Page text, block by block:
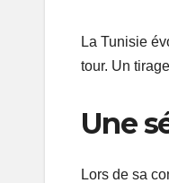
La Tunisie
tour. Un
Une
Lors de sa